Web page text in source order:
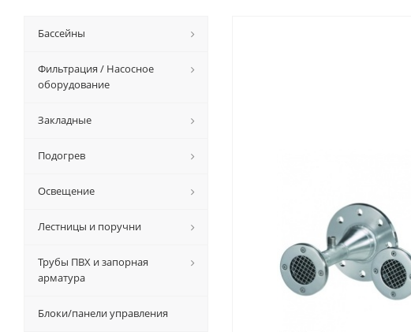
Бассейны
Фильтрация / Насосное
оборудование
Закладные
Подогрев
Освещение
Лестницы и поручни
Трубы ПВХ и запорная
арматура
Блоки/панели управления